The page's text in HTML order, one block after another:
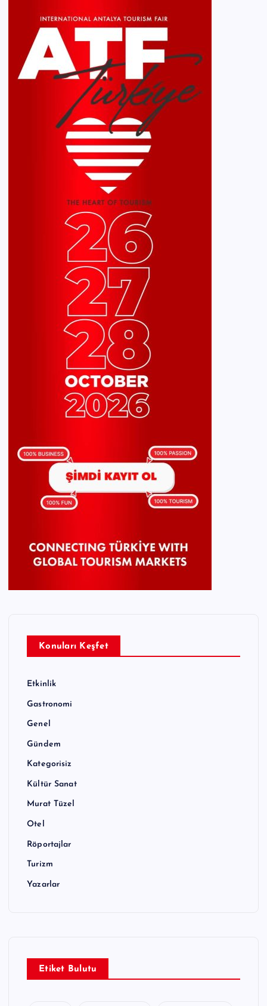
Konuları Keşfet
Etkinlik
Gastronomi
Genel
Gündem
Kategorisiz
Kültür Sanat
Murat Tüzel
Otel
Röportajlar
Turizm
Yazarlar
Etiket Bulutu